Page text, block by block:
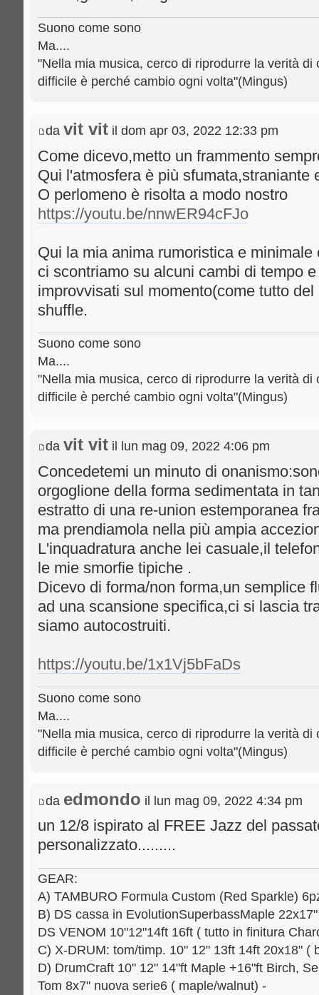
Suono come sono
Ma....
"Nella mia musica, cerco di riprodurre la verità
difficile è perché cambio ogni volta"(Mingus)
da vit vit il dom apr 03, 2022 12:33 pm
Come dicevo,metto un frammento
Qui l'atmosfera è più sfumata,straniante
O perlomeno è risolta a modo nostro
https://youtu.be/nnwER94cFJo
Qui la mia anima rumoristica e
ci scontriamo su alcuni cambi di tempo
improvvisati sul momento(come tutto
shuffle.
Suono come sono
Ma....
"Nella mia musica, cerco di riprodurre la verità
difficile è perché cambio ogni volta"(Mingus)
da vit vit il lun mag 09, 2022 4:06 pm
Concedetemi un minuto di
orgoglione della forma sedimentata in
estratto di una re-union estemporanea
ma prendiamola nella più ampia
L'inquadratura anche lei casuale,il
le mie smorfie tipiche .
Dicevo di forma/non forma,un semplice
ad una scansione specifica,ci si lascia
siamo autocostruiti.
https://youtu.be/1x1Vj5bFaDs
Suono come sono
Ma....
"Nella mia musica, cerco di riprodurre la verità
difficile è perché cambio ogni volta"(Mingus)
da edmondo il lun mag 09, 2022 4:34 pm
un 12/8 ispirato al FREE Jazz del
personalizzato.........
GEAR:
A) TAMBURO Formula Custom (Red Sparkle)
B) DS cassa in EvolutionSuperbassMaple
DS VENOM 10"12"14ft 16ft ( tutto in finitura
C) X-DRUM: tom/timp. 10" 12" 13ft 14ft 20x18" (
D) DrumCraft 10" 12" 14"ft Maple +16"ft Birch,
Tom 8x7" nuova serie6 ( maple/walnut) -